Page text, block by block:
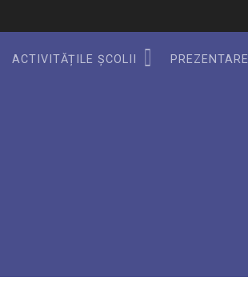
ACTIVITĂȚILE ȘCOLII PREZENTARE